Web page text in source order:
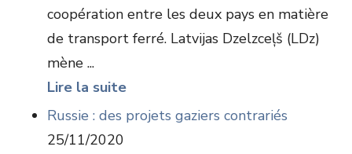
coopération entre les deux pays en matière
de transport ferré. Latvijas Dzelzceļš (LDz)
mène ...
Lire la suite
Russie : des projets gaziers contrariés
25/11/2020